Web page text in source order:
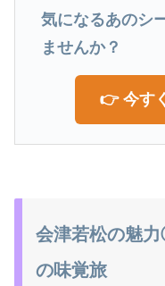
気になるあのシ
ませんか？
👉 今す
会津若松の魅
の味覚旅